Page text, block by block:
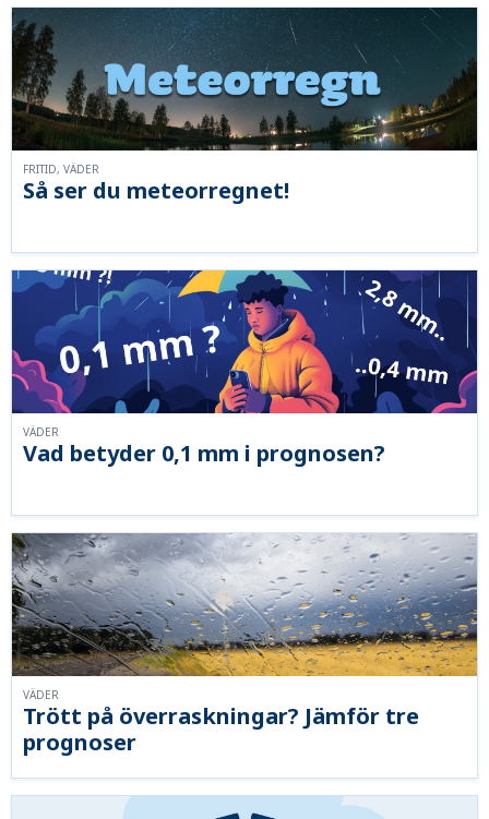
Så ser du meteorregnet!
FRITID, VÄDER
Vad betyder 0,1 mm i prognosen?
VÄDER
Trött på överraskningar? Jämför tre
prognoser
VÄDER